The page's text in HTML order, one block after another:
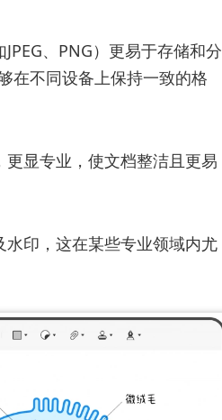
、PNG）更易于存储和分
在不同设备上保持一致的格
显专业，使文档整洁且更易
水印，这在某些专业领域内尤